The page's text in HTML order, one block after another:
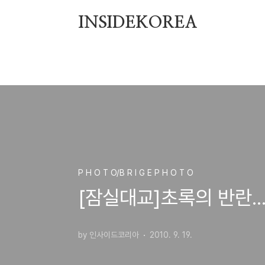
INSIDEKOREA
P H O T O/B R I G E P H O T O
[잠실대교]초록의 반란
by 인사이드코리아 2010. 9. 19.